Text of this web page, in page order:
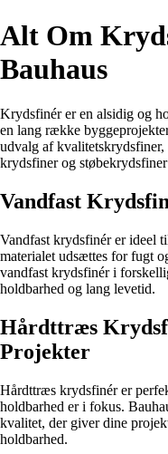
Alt Om
Bauhaus
Krydsfinér er en alsidig og
en lang række
udvalg af
krydsfiner og
Vandfast
Vandfast krydsfinér er ideel
materialet udsættes for fugt
vandfast krydsfinér i
holdbarhed og lang levetid.
Hårdttræs
Projekter
Hårdttræs krydsfinér er
holdbarhed er i fokus.
kvalitet, der giver dine
holdbarhed.